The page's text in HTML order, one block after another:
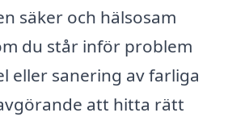
säker och hälsosam
du står inför problem
eller sanering av farliga
att hitta rätt